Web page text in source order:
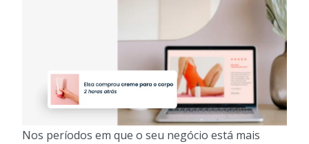
Nos períodos em que o seu negócio está mais